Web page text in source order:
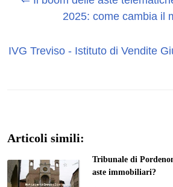
2025: come cambia il
IVG Treviso - Istituto di Vendite
Articoli simili:
Tribunale di
aste immobiliari?